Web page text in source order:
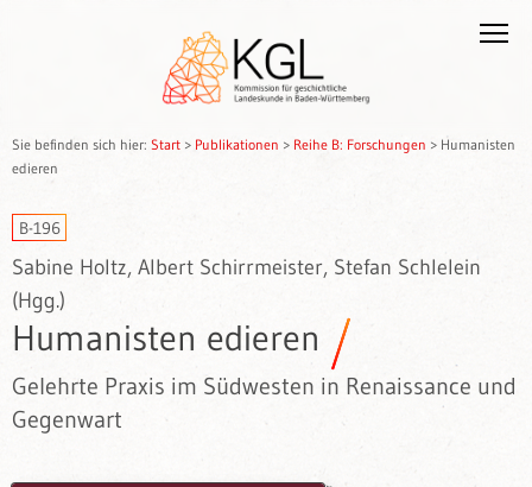
Sie befinden sich hier: Start > Publikationen > Reihe B: Forschungen > Humanisten
edieren
B-196
Sabine Holtz, Albert Schirrmeister, Stefan Schlelein
(Hgg.)
Humanisten edieren
Gelehrte Praxis im Südwesten in Renaissance und
Gegenwart